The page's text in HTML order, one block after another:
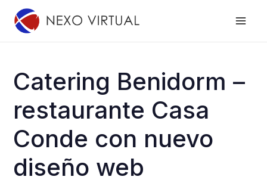
Catering Benidorm –
restaurante Casa
Conde con nuevo
diseño web